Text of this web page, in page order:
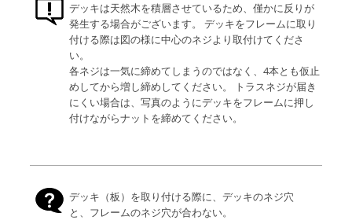
デッキは天然木を積層させているため、僅かに反りが
発生する場合がございます。 デッキをフレームに取り
付ける際は図の様に中心のネジより取付けてくださ
い。
各ネジは一気に締めてしまうのではなく、4本とも仮止
めしてから増し締めしてください。 トラスネジが届き
にくい場合は、写真のようにデッキをフレームに押し
付けながらナットを締めてください。
デッキ（板）を取り付ける際に、デッキのネジ穴
と、フレームのネジ穴が合わない。